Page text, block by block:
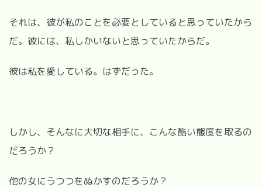
それは、彼が私のことを必要としていると思っていたから
だ。彼には、私しかいないと思っていたからだ。
彼は私を愛している。はずだった。
しかし、そんなに大切な相手に、こんな酷い態度を取るの
だろうか？
他の女にうつつをぬかすのだろうか？